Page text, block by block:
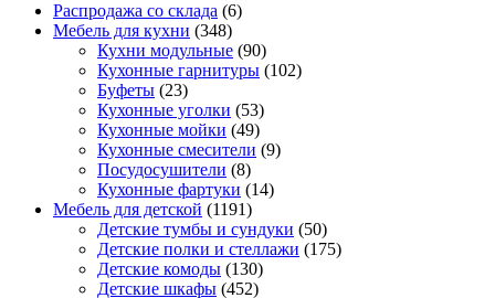
Распродажа со склада (6)
Мебель для кухни (348)
Кухни модульные (90)
Кухонные гарнитуры (102)
Буфеты (23)
Кухонные уголки (53)
Кухонные мойки (49)
Кухонные смесители (9)
Посудосушители (8)
Кухонные фартуки (14)
Мебель для детской (1191)
Детские тумбы и сундуки (50)
Детские полки и стеллажи (175)
Детские комоды (130)
Детские шкафы (452)